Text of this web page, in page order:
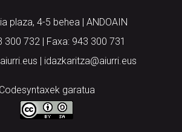
plaza, 4-5 behea | ANDOAIN
300 732 | Faxa: 943 300 731
| idazkaritza@aiurri.eus
Codesyntaxek garatua